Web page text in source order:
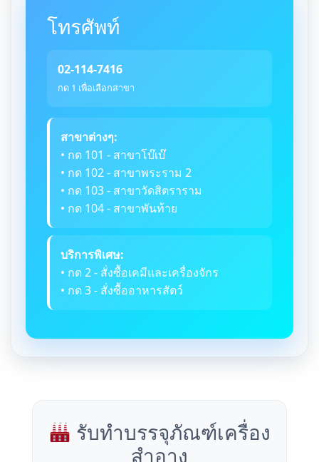
โทรศัพท์
02-114-7416
กด 1 เพื่อเลือกสาขา
สาขาต่างๆ:
• กด 101 - สาขาโบ๊เบ๊
• กด 102 - สาขาพระราม 2
• กด 103 - สาขาวัดสิตราราม
• กด 104 - สาขาพันท้าย
บริการพิเศษ:
• กด 2 - สั่งซื้อเคมีและเครื่องจักร
• กด 3 - สั่งซื้ออาหารสัตว์
รับทำบรรจุภัณฑ์เครื่อง
สำอาง